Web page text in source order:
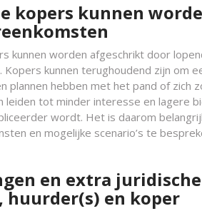
kopers kunnen
kunnen worden afgeschrikt door
kunnen terughoudend zijn om
plannen hebben met het pand of
leiden tot minder interesse en lagere
wordt. Het is daarom
en mogelijke scenario’s te
en extra
huurder(s) en koper